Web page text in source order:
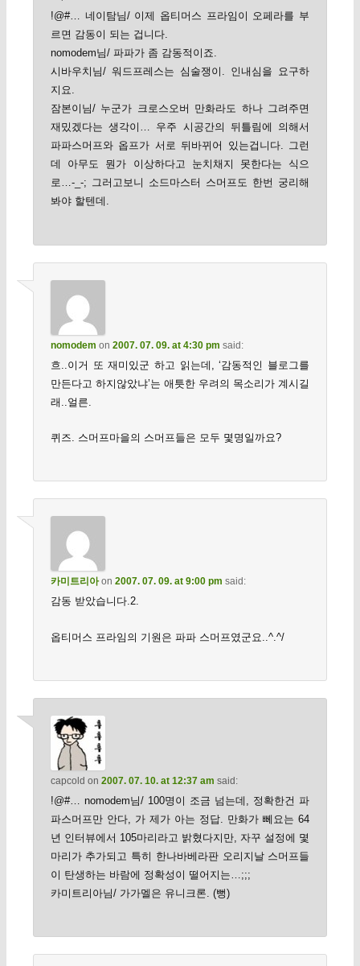
!@#… 네이탐님/ 이제 옵티머스 프라임이 오페라를 부
르면 감동이 되는 겁니다.
nomodem님/ 파파가 좀 감동적이죠.
시바우치님/ 워드프레스는 심술쟁이. 인내심을 요구하
지요.
잠본이님/ 누군가 크로스오버 만화라도 하나 그려주면
재밌겠다는 생각이… 우주 시공간의 뒤틀림에 의해서
파파스머프와 옵프가 서로 뒤바뀌어 있는겁니다. 그런
데 아무도 뭔가 이상하다고 눈치채지 못한다는 식으
로…-_-; 그러고보니 소드마스터 스머프도 한번 궁리해
봐야 할텐데.
nomodem on 2007. 07. 09. at 4:30 pm said:
흐..이거 또 재미있군 하고 읽는데, ‘감동적인 블로그를
만든다고 하지않았냐’는 애틋한 우려의 목소리가 계시길
래..얼른.
퀴즈. 스머프마을의 스머프들은 모두 몇명일까요?
카미트리아on 2007. 07. 09. at 9:00 pm said:
감동 받았습니다.2.
옵티머스 프라임의 기원은 파파 스머프였군요..^.^/
capcold on 2007. 07. 10. at 12:37 am said:
!@#… nomodem님/ 100명이 조금 넘는데, 정확한건 파
파스머프만 안다, 가 제가 아는 정답. 만화가 뻬요는 64
년 인터뷰에서 105마리라고 밝혔다지만, 자꾸 설정에 몇
마리가 추가되고 특히 한나바베라판 오리지날 스머프들
이 탄생하는 바람에 정확성이 떨어지는…;;;
카미트리아님/ 가가멜은 유니크론. (뻥)